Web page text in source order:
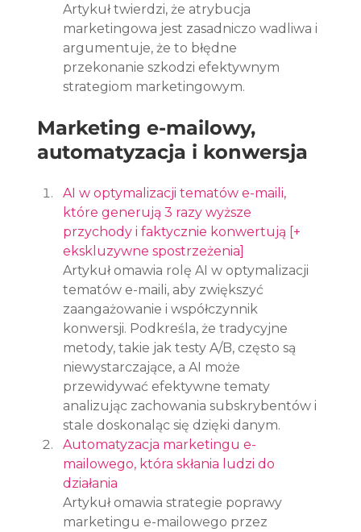
Artykuł twierdzi, że atrybucja
marketingowa jest zasadniczo wadliwa i
argumentuje, że to błędne
przekonanie szkodzi efektywnym
strategiom marketingowym.
Marketing e-mailowy,
automatyzacja i konwersja
AI w optymalizacji tematów e-maili,
które generują 3 razy wyższe
przychody i faktycznie konwertują [+
ekskluzywne spostrzeżenia]
Artykuł omawia rolę AI w optymalizacji
tematów e-maili, aby zwiększyć
zaangażowanie i współczynnik
konwersji. Podkreśla, że tradycyjne
metody, takie jak testy A/B, często są
niewystarczające, a AI może
przewidywać efektywne tematy
analizując zachowania subskrybentów i
stale doskonaląc się dzięki danym.
Automatyzacja marketingu e-
mailowego, która skłania ludzi do
działania
Artykuł omawia strategie poprawy
marketingu e-mailowego przez